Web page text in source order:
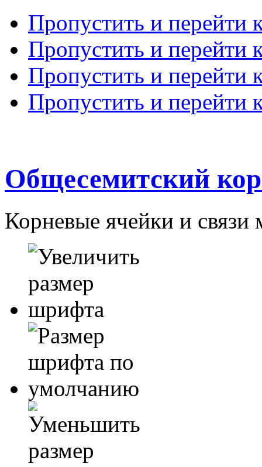
Пропустить и перейти
Пропустить и перейти
Пропустить и перейти
Пропустить и перейти
Общесемитский
Корневые ячейки и